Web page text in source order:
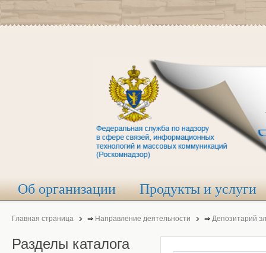
Об организации Продукты и услуги
Главная страница ⇒ Направление деятельности ⇒ Депозитарий
Разделы каталога